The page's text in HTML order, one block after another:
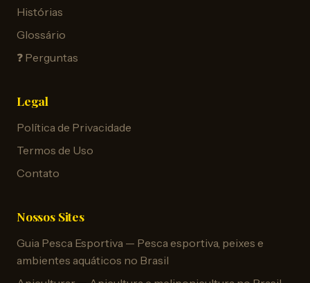
Histórias
Glossário
❓ Perguntas
Legal
Política de Privacidade
Termos de Uso
Contato
Nossos Sites
Guia Pesca Esportiva — Pesca esportiva, peixes e
ambientes aquáticos no Brasil